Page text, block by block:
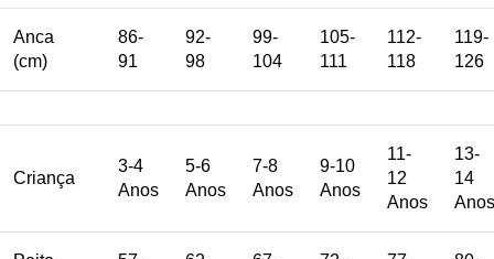
Anca
(cm)
86-
91
92-
98
99-
104
105-
111
112-
118
119-
126
Criança
3-4
Anos
5-6
Anos
7-8
Anos
9-10
Anos
11-
12
Anos
13-
14
Anos